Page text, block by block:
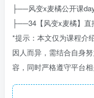
├──风变x麦橘公开课
├──34【风变x麦橘】
*提示：本文仅为课程介
因人而异，需结合自身
容，同时严格遵守平台